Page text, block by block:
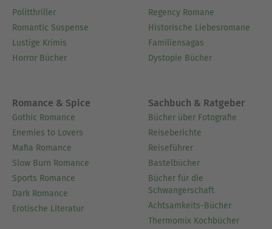
Politthriller
Romantic Suspense
Lustige Krimis
Horror Bücher
Regency Romane
Historische Liebesromane
Familiensagas
Dystopie Bücher
Romance & Spice
Gothic Romance
Enemies to Lovers
Mafia Romance
Slow Burn Romance
Sports Romance
Dark Romance
Erotische Literatur
Sachbuch & Ratgeber
Bücher über Fotografie
Reiseberichte
Reiseführer
Bastelbücher
Bücher für die
Schwangerschaft
Achtsamkeits-Bücher
Thermomix Kochbücher